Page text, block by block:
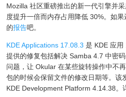
Mozilla 社区重磅推出的新一代引擎并
度提升一倍而内存占用降低 30%。如
的报告吧。
KDE Applications 17.08.3 是 KDE 应用
提供的修复包括解决 Samba 4.7 中密
问题，让 Okular 在某些旋转操作中不
包的时候会保留文件的修改日期等。该
KDE Development Platform 4.14.38。